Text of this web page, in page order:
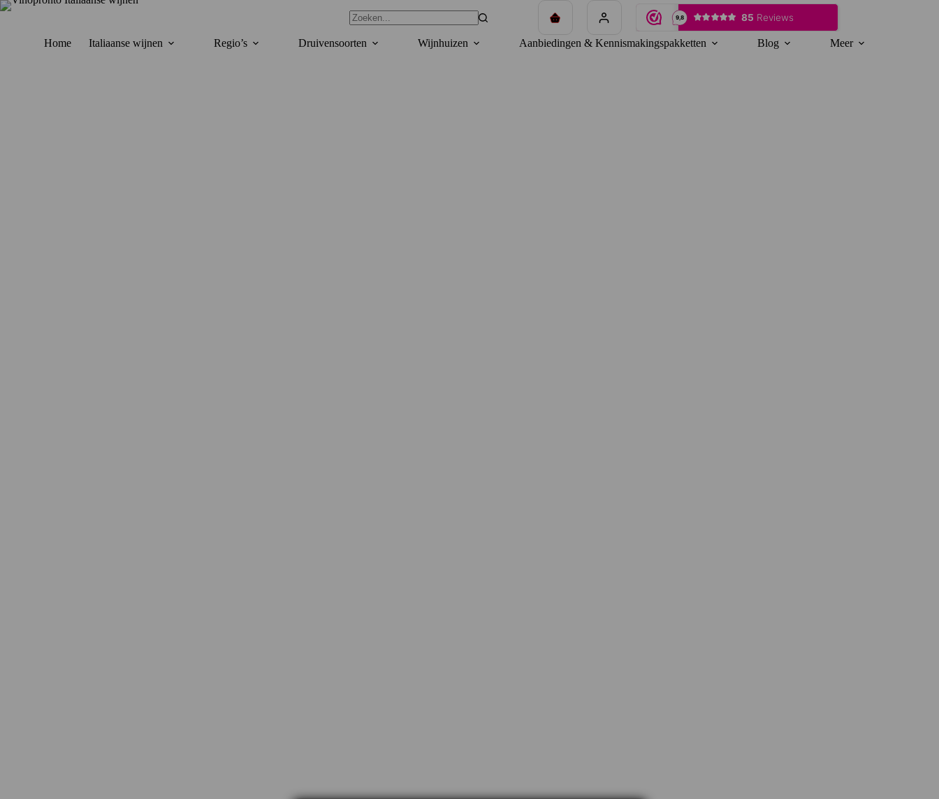
Ga
Winkelwagen
Home
Italiaanse wijnen Regio’s Druivensoorten Wijnhuizen Aanbiedingen & Kennismakingspakketten Blog Meer